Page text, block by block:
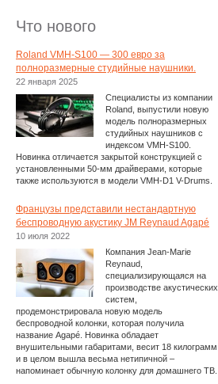
Что нового
Roland VMH-S100 — 300 евро за
полноразмерные студийные наушники.
22 января 2025
Специалисты из компании
Roland, выпустили новую
модель полноразмерных
студийных наушников с
индексом VMH-S100.
Новинка отличается закрытой конструкцией с
установленными 50-мм драйверами, которые
также используются в модели VMH-D1 V-Drums.
Французы представили нестандартную
беспроводную акустику JM Reynaud Agapé
10 июля 2022
Компания Jean-Marie
Reynaud,
специализирующаяся на
производстве акустических
систем,
продемонстрировала новую модель
беспроводной колонки, которая получила
название Agapé. Новинка обладает
внушительными габаритами, весит 18 килограмм
и в целом вышла весьма нетипичной –
напоминает обычную колонку для домашнего ТВ.